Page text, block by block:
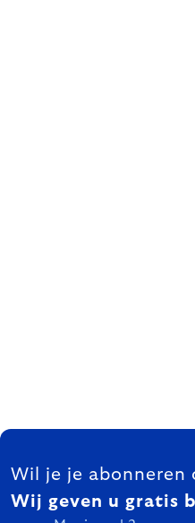
FOOTER
Wil je je abonneren
Wij geven u gratis